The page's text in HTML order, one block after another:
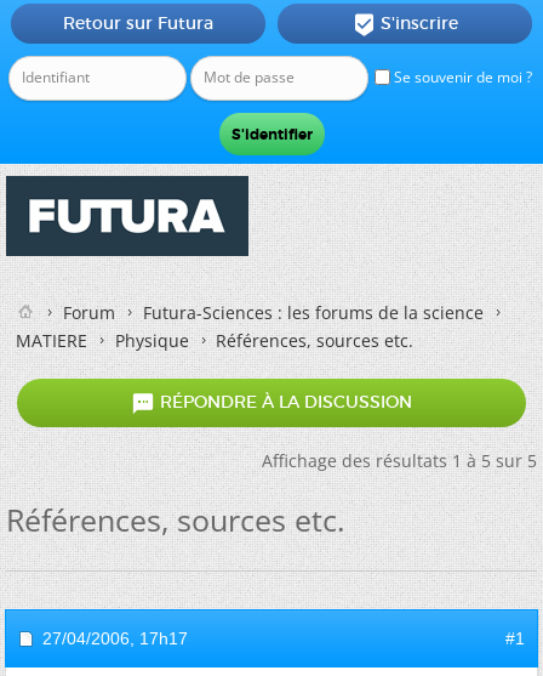
Se souvenir de moi ?
Retour sur Futura  S'inscrire
Forum
Futura-Sciences : les forums de la science
MATIERE
Physique Références, sources etc.
 RÉPONDRE À LA DISCUSSION
Affichage des résultats 1 à 5 sur 5
Références, sources etc.
27/04/2006, 17h17 #1